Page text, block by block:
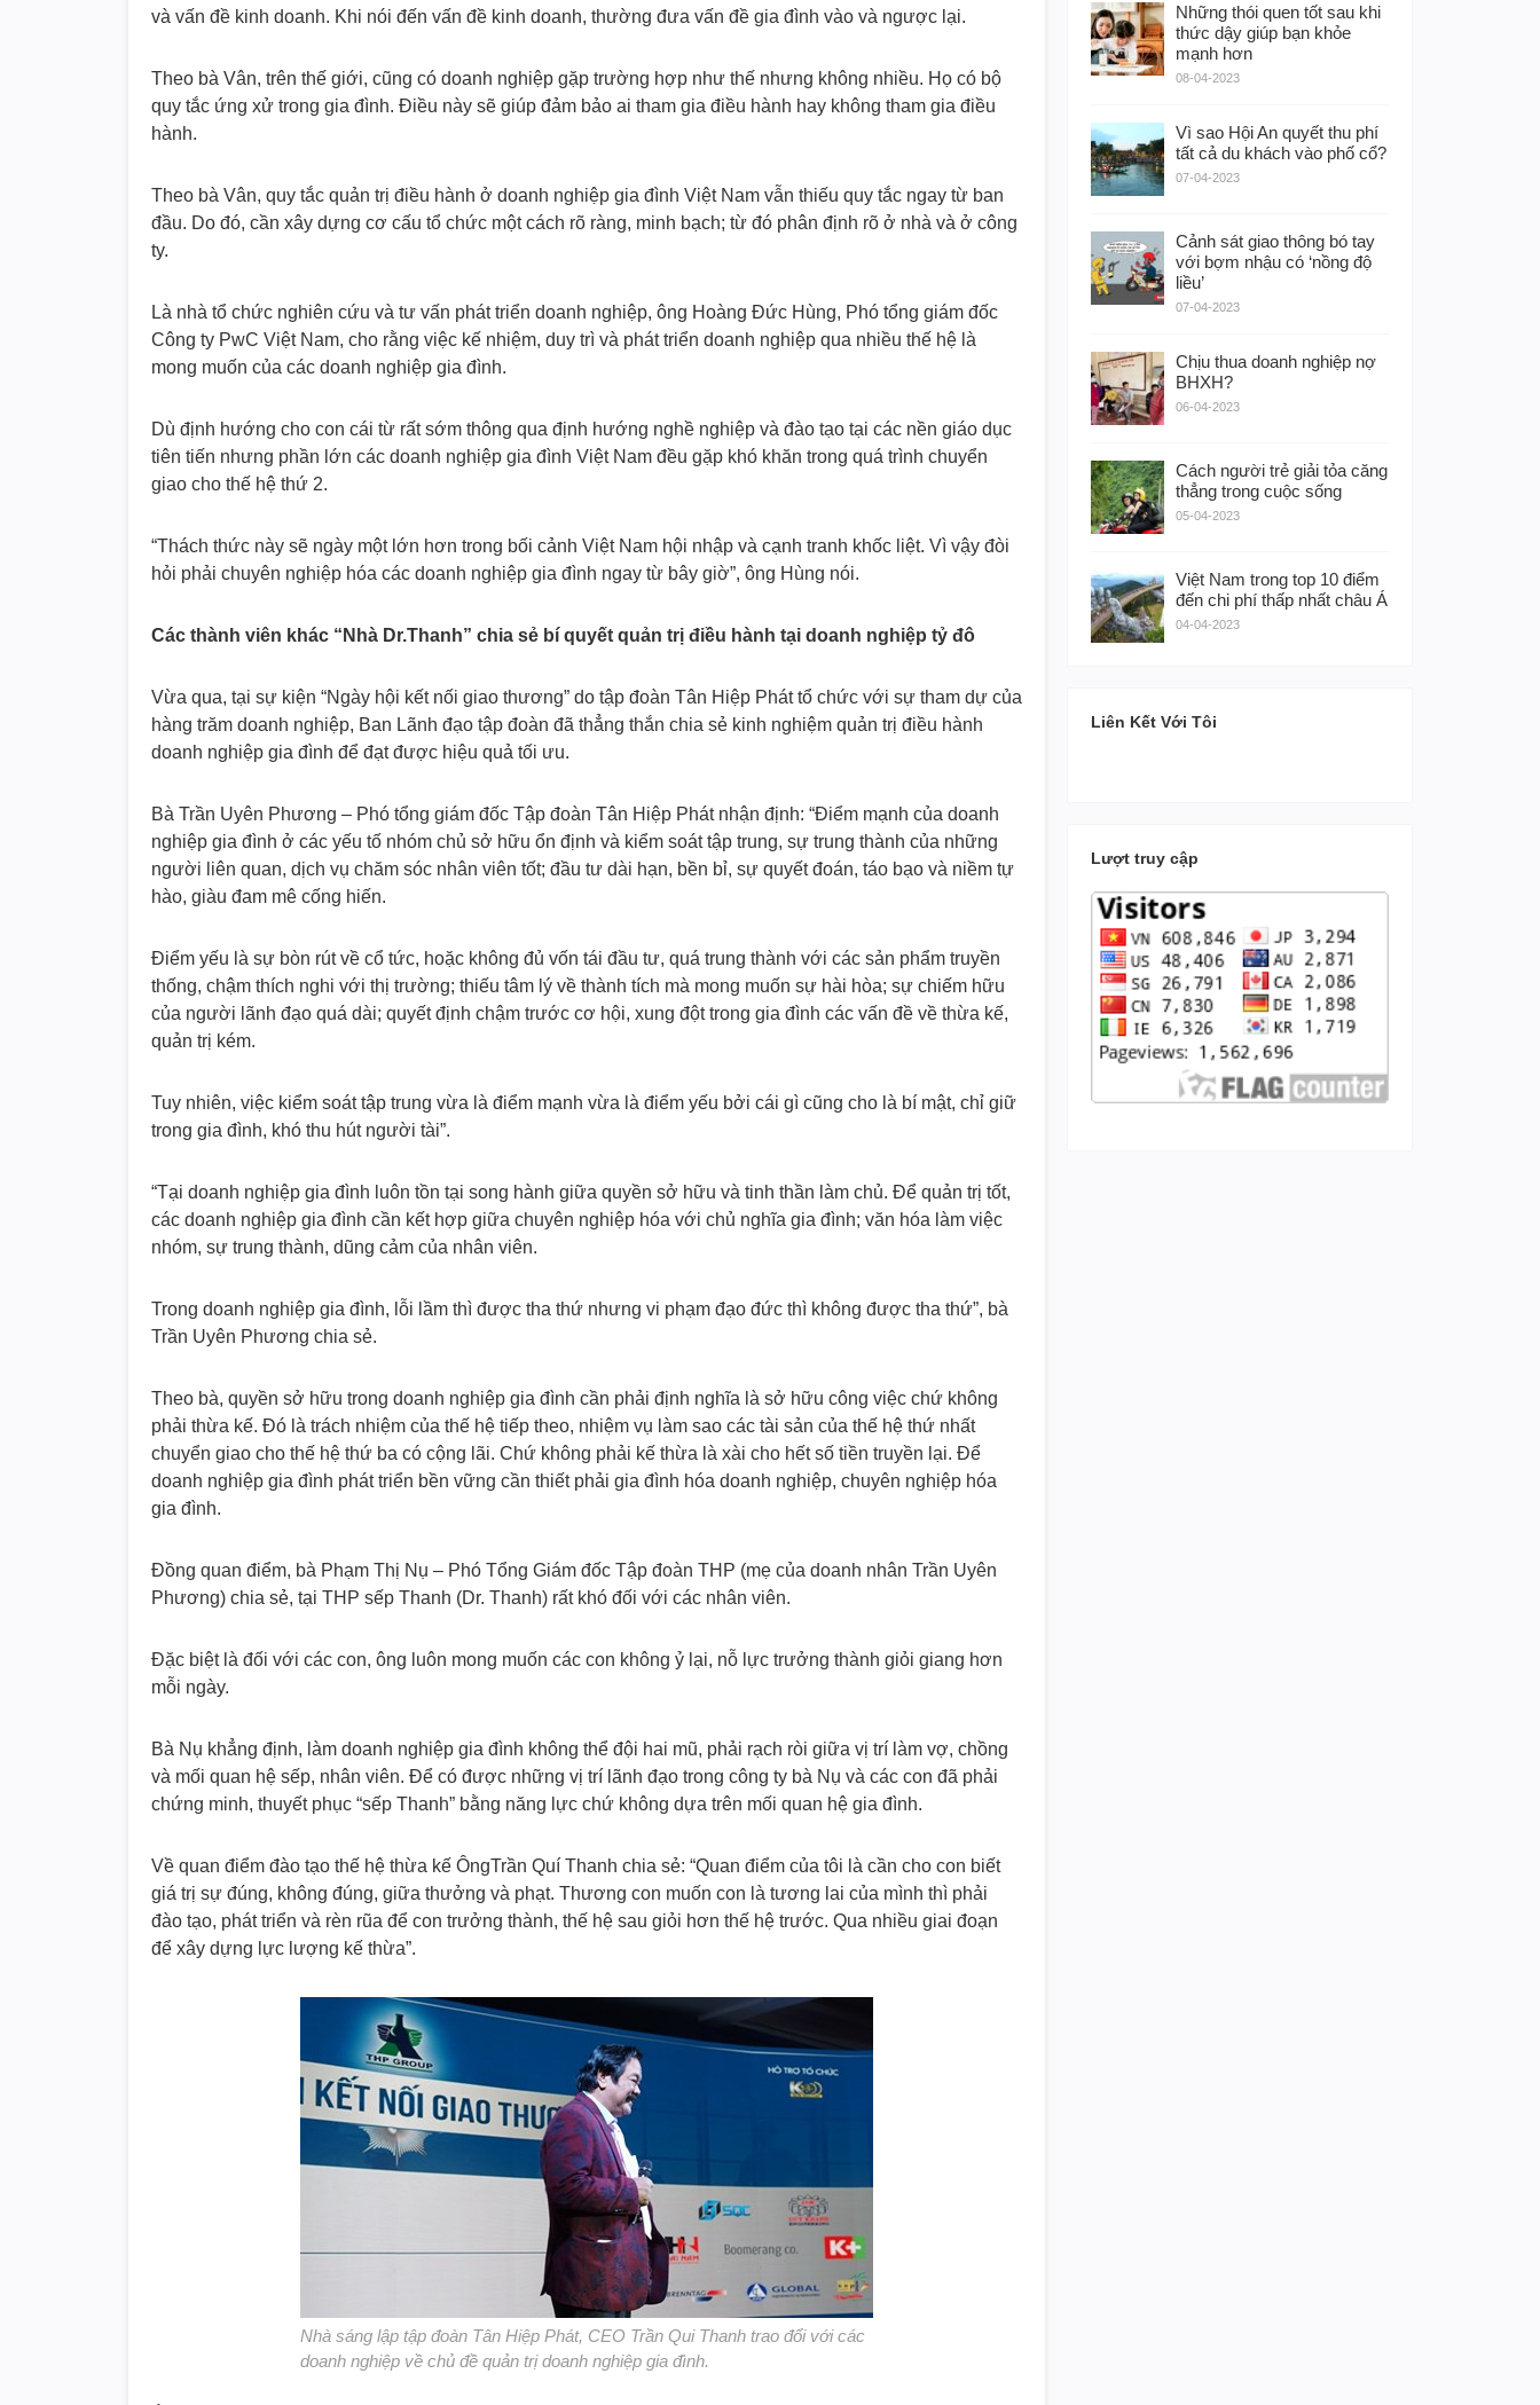
và vấn đề kinh doanh. Khi nói đến vấn đề kinh doanh, thường đưa vấn đề gia đình vào và ngược lại.
Theo bà Vân, trên thế giới, cũng có doanh nghiệp gặp trường hợp như thế nhưng không nhiều. Họ có bộ
quy tắc ứng xử trong gia đình. Điều này sẽ giúp đảm bảo ai tham gia điều hành hay không tham gia điều
hành.
Theo bà Vân, quy tắc quản trị điều hành ở doanh nghiệp gia đình Việt Nam vẫn thiếu quy tắc ngay từ ban
đầu. Do đó, cần xây dựng cơ cấu tổ chức một cách rõ ràng, minh bạch; từ đó phân định rõ ở nhà và ở công
ty.
Là nhà tổ chức nghiên cứu và tư vấn phát triển doanh nghiệp, ông Hoàng Đức Hùng, Phó tổng giám đốc
Công ty PwC Việt Nam, cho rằng việc kế nhiệm, duy trì và phát triển doanh nghiệp qua nhiều thế hệ là
mong muốn của các doanh nghiệp gia đình.
Dù định hướng cho con cái từ rất sớm thông qua định hướng nghề nghiệp và đào tạo tại các nền giáo dục
tiên tiến nhưng phần lớn các doanh nghiệp gia đình Việt Nam đều gặp khó khăn trong quá trình chuyển
giao cho thế hệ thứ 2.
“Thách thức này sẽ ngày một lớn hơn trong bối cảnh Việt Nam hội nhập và cạnh tranh khốc liệt. Vì vậy đòi
hỏi phải chuyên nghiệp hóa các doanh nghiệp gia đình ngay từ bây giờ”, ông Hùng nói.
Các thành viên khác “Nhà Dr.Thanh” chia sẻ bí quyết quản trị điều hành tại doanh nghiệp tỷ đô
Vừa qua, tại sự kiện “Ngày hội kết nối giao thương” do tập đoàn Tân Hiệp Phát tổ chức với sự tham dự của
hàng trăm doanh nghiệp, Ban Lãnh đạo tập đoàn đã thẳng thắn chia sẻ kinh nghiệm quản trị điều hành
doanh nghiệp gia đình để đạt được hiệu quả tối ưu.
Bà Trần Uyên Phương – Phó tổng giám đốc Tập đoàn Tân Hiệp Phát nhận định: “Điểm mạnh của doanh
nghiệp gia đình ở các yếu tố nhóm chủ sở hữu ổn định và kiểm soát tập trung, sự trung thành của những
người liên quan, dịch vụ chăm sóc nhân viên tốt; đầu tư dài hạn, bền bỉ, sự quyết đoán, táo bạo và niềm tự
hào, giàu đam mê cống hiến.
Điểm yếu là sự bòn rút về cổ tức, hoặc không đủ vốn tái đầu tư, quá trung thành với các sản phẩm truyền
thống, chậm thích nghi với thị trường; thiếu tâm lý về thành tích mà mong muốn sự hài hòa; sự chiếm hữu
của người lãnh đạo quá dài; quyết định chậm trước cơ hội, xung đột trong gia đình các vấn đề về thừa kế,
quản trị kém.
Tuy nhiên, việc kiểm soát tập trung vừa là điểm mạnh vừa là điểm yếu bởi cái gì cũng cho là bí mật, chỉ giữ
trong gia đình, khó thu hút người tài”.
“Tại doanh nghiệp gia đình luôn tồn tại song hành giữa quyền sở hữu và tinh thần làm chủ. Để quản trị tốt,
các doanh nghiệp gia đình cần kết hợp giữa chuyên nghiệp hóa với chủ nghĩa gia đình; văn hóa làm việc
nhóm, sự trung thành, dũng cảm của nhân viên.
Trong doanh nghiệp gia đình, lỗi lầm thì được tha thứ nhưng vi phạm đạo đức thì không được tha thứ”, bà
Trần Uyên Phương chia sẻ.
Theo bà, quyền sở hữu trong doanh nghiệp gia đình cần phải định nghĩa là sở hữu công việc chứ không
phải thừa kế. Đó là trách nhiệm của thế hệ tiếp theo, nhiệm vụ làm sao các tài sản của thế hệ thứ nhất
chuyển giao cho thế hệ thứ ba có cộng lãi. Chứ không phải kế thừa là xài cho hết số tiền truyền lại. Để
doanh nghiệp gia đình phát triển bền vững cần thiết phải gia đình hóa doanh nghiệp, chuyên nghiệp hóa
gia đình.
Đồng quan điểm, bà Phạm Thị Nụ – Phó Tổng Giám đốc Tập đoàn THP (mẹ của doanh nhân Trần Uyên
Phương) chia sẻ, tại THP sếp Thanh (Dr. Thanh) rất khó đối với các nhân viên.
Đặc biệt là đối với các con, ông luôn mong muốn các con không ỷ lại, nỗ lực trưởng thành giỏi giang hơn
mỗi ngày.
Bà Nụ khẳng định, làm doanh nghiệp gia đình không thể đội hai mũ, phải rạch ròi giữa vị trí làm vợ, chồng
và mối quan hệ sếp, nhân viên. Để có được những vị trí lãnh đạo trong công ty bà Nụ và các con đã phải
chứng minh, thuyết phục “sếp Thanh” bằng năng lực chứ không dựa trên mối quan hệ gia đình.
Về quan điểm đào tạo thế hệ thừa kế ÔngTrần Quí Thanh chia sẻ: “Quan điểm của tôi là cần cho con biết
giá trị sự đúng, không đúng, giữa thưởng và phạt. Thương con muốn con là tương lai của mình thì phải
đào tạo, phát triển và rèn rũa để con trưởng thành, thế hệ sau giỏi hơn thế hệ trước. Qua nhiều giai đoạn
để xây dựng lực lượng kế thừa”.
Nhà sáng lập tập đoàn Tân Hiệp Phát, CEO Trần Qui Thanh trao đổi với các
doanh nghiệp về chủ đề quản trị doanh nghiệp gia đình.
Những thói quen tốt sau khi
thức dậy giúp bạn khỏe
mạnh hơn
08-04-2023
Vì sao Hội An quyết thu phí
tất cả du khách vào phố cổ?
07-04-2023
Cảnh sát giao thông bó tay
với bợm nhậu có ‘nồng độ
liều’
07-04-2023
Chịu thua doanh nghiệp nợ
BHXH?
06-04-2023
Cách người trẻ giải tỏa căng
thẳng trong cuộc sống
05-04-2023
Việt Nam trong top 10 điểm
đến chi phí thấp nhất châu Á
04-04-2023
Liên Kết Với Tôi
Lượt truy cập